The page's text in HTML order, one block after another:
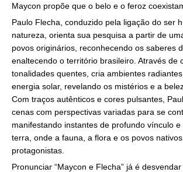
Maycon propõe que o belo e o feroz
Paulo Flecha, conduzido pela ligação do ser
natureza, orienta sua pesquisa a partir de
povos originários, reconhecendo os saberes
enaltecendo o território brasileiro. Através de
tonalidades quentes, cria ambientes
energia solar, revelando os mistérios e a
Com traços autênticos e cores pulsantes,
cenas com perspectivas variadas para se
manifestando instantes de profundo vínculo e
terra, onde a fauna, a flora e os povos
protagonistas.
Pronunciar “Maycon e Flecha” já é